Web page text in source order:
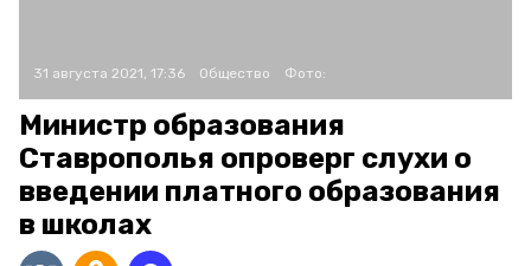
31 августа 2021, 17:36 Общество Фото:
Министр образования
Ставрополья опроверг слухи о
введении платного образования
в школах